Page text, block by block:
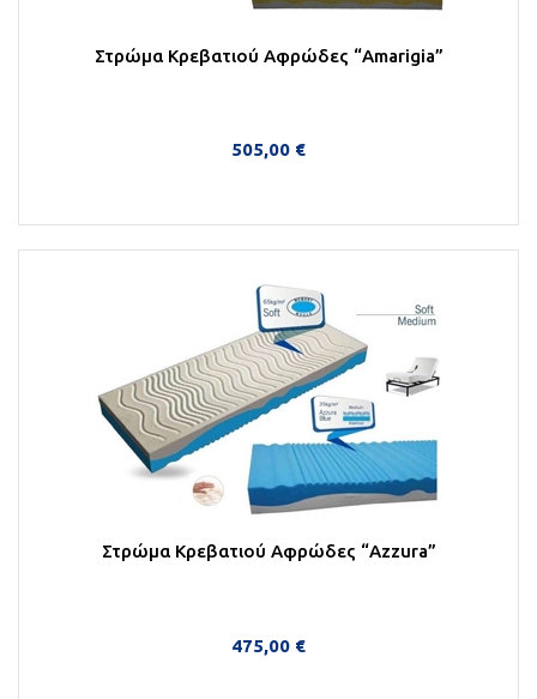
Στρώμα Κρεβατιού Αφρώδες “Amarigia”
505,00 €
Στρώμα Κρεβατιού Αφρώδες “Azzura”
475,00 €